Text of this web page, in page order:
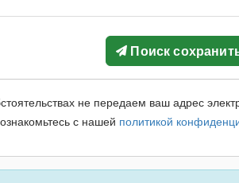
Поиск
не передаем ваш адрес
с нашей политикой